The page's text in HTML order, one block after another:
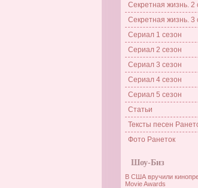
Секретная жизнь. 2
Секретная жизнь. 3
Сериал 1 сезон
Сериал 2 сезон
Сериал 3 сезон
Сериал 4 сезон
Сериал 5 сезон
Статьи
Тексты песен
Фото Ранеток
Шоу-Биз
В США вручили
Movie Awards